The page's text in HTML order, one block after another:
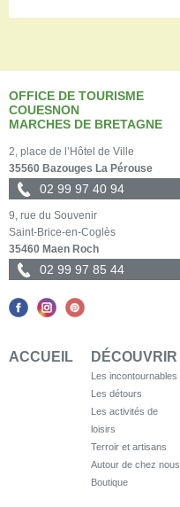
OFFICE DE TOURISME
COUESNON
MARCHES DE BRETAGNE
2, place de l’Hôtel de Ville
35560 Bazouges La Pérouse
02 99 97 40 94
9, rue du Souvenir
Saint-Brice-en-Coglès
35460 Maen Roch
02 99 97 85 44
ACCUEIL DÉCOUVRIR
Les incontournables
Les détours
Les activités de
loisirs
Terroir et artisans
Autour de chez nous
Boutique